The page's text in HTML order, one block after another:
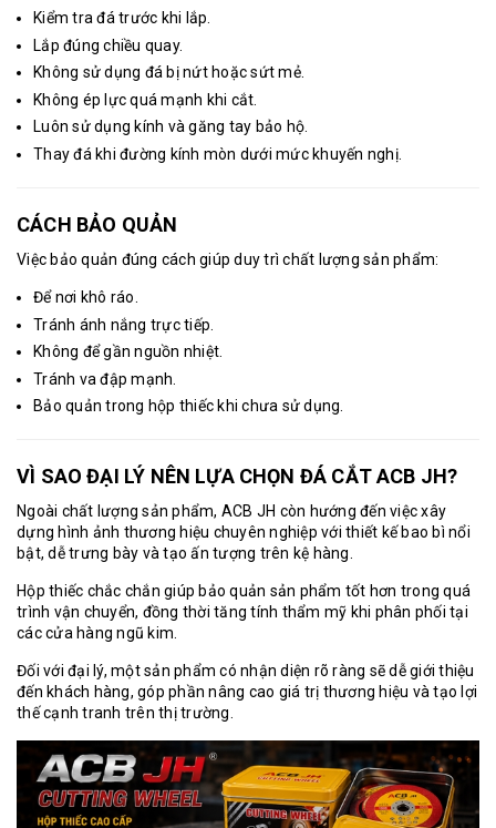
Kiểm tra đá trước khi lắp.
Lắp đúng chiều quay.
Không sử dụng đá bị nứt hoặc sứt mẻ.
Không ép lực quá mạnh khi cắt.
Luôn sử dụng kính và găng tay bảo hộ.
Thay đá khi đường kính mòn dưới mức khuyến nghị.
CÁCH BẢO QUẢN
Việc bảo quản đúng cách giúp duy trì chất lượng sản phẩm:
Để nơi khô ráo.
Tránh ánh nắng trực tiếp.
Không để gần nguồn nhiệt.
Tránh va đập mạnh.
Bảo quản trong hộp thiếc khi chưa sử dụng.
VÌ SAO ĐẠI LÝ NÊN LỰA CHỌN ĐÁ CẮT ACB JH?
Ngoài chất lượng sản phẩm, ACB JH còn hướng đến việc xây
dựng hình ảnh thương hiệu chuyên nghiệp với thiết kế bao bì nổi
bật, dễ trưng bày và tạo ấn tượng trên kệ hàng.
Hộp thiếc chắc chắn giúp bảo quản sản phẩm tốt hơn trong quá
trình vận chuyển, đồng thời tăng tính thẩm mỹ khi phân phối tại
các cửa hàng ngũ kim.
Đối với đại lý, một sản phẩm có nhận diện rõ ràng sẽ dễ giới thiệu
đến khách hàng, góp phần nâng cao giá trị thương hiệu và tạo lợi
thế cạnh tranh trên thị trường.